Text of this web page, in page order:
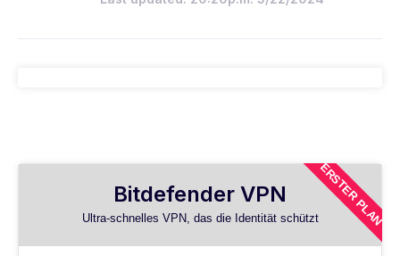
Bitdefender VPN
Ultra-schnelles VPN, das die Identität schütztERSTER PLAN